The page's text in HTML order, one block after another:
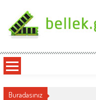
content
bellek.gen.tr
Buradasınız